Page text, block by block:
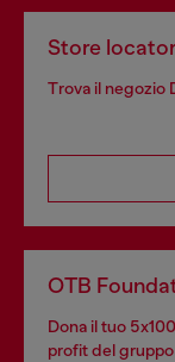
Store
Trova il negozio
OTB
Dona il tuo
profit del